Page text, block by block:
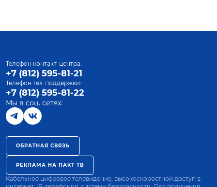
Телефон контакт-центра:
+7 (812) 595-81-21
Телефон тех. поддержки:
+7 (812) 595-81-22
Мы в соц. сетях:
ОБРАТНАЯ СВЯЗЬ
РЕКЛАМА НА ПАКТ ТВ
Кабельное цифровое телевидение, высокоскоростной доступ в